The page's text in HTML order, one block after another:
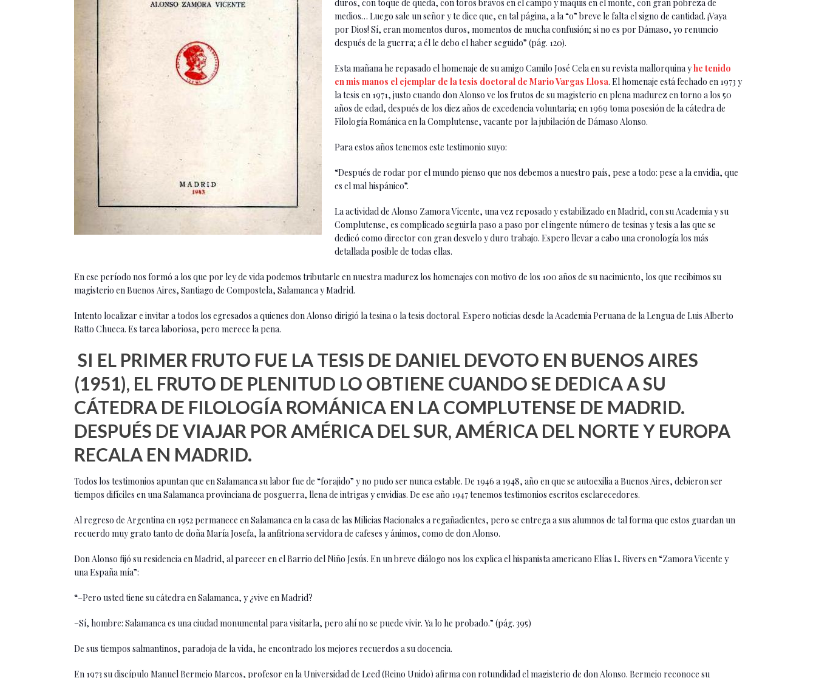
duros, con toque de queda, con toros bravos en el campo y maquis en el monte, con gran pobreza de
medios… Luego sale un señor y te dice que, en tal página, a la “o” breve le falta el signo de cantidad. ¡Vaya
por Dios! Sí, eran momentos duros, momentos de mucha confusión; si no es por Dámaso, yo renuncio
después de la guerra; a él le debo el haber seguido” (pág. 120).
Esta mañana he repasado el homenaje de su amigo Camilo José Cela en su revista mallorquina yhe tenido
en mis manos el ejemplar de la tesis doctoral de Mario Vargas Llosa. El homenaje está fechado en 1973 y
la tesis en 1971, justo cuando don Alonso ve los frutos de su magisterio en plena madurez en torno a los 50
años de edad, después de los diez años de excedencia voluntaria; en 1969 toma posesión de la cátedra de
Filología Románica en la Complutense, vacante por la jubilación de Dámaso Alonso.
Para estos años tenemos este testimonio suyo:
“Después de rodar por el mundo pienso que nos debemos a nuestro país, pese a todo: pese a la envidia, que
es el mal hispánico”.
La actividad de Alonso Zamora Vicente, una vez reposado y estabilizado en Madrid, con su Academia y su
Complutense, es complicado seguirla paso a paso por el ingente número de tesinas y tesis a las que se
dedicó como director con gran desvelo y duro trabajo. Espero llevar a cabo una cronología los más
detallada posible de todas ellas.
En ese período nos formó a los que por ley de vida podemos tributarle en nuestra madurez los homenajes con motivo de los 100 años de su nacimiento, los que recibimos su
magisterio en Buenos Aires, Santiago de Compostela, Salamanca y Madrid.
Intento localizar e invitar a todos los egresados a quienes don Alonso dirigió la tesina o la tesis doctoral. Espero noticias desde la Academia Peruana de la Lengua de Luis Alberto
Ratto Chueca. Es tarea laboriosa, pero merece la pena.
SI EL PRIMER FRUTO FUE LA TESIS DE DANIEL DEVOTO EN BUENOS AIRES
(1951), EL FRUTO DE PLENITUD LO OBTIENE CUANDO SE DEDICA A SU
CÁTEDRA DE FILOLOGÍA ROMÁNICA EN LA COMPLUTENSE DE MADRID.
DESPUÉS DE VIAJAR POR AMÉRICA DEL SUR, AMÉRICA DEL NORTE Y EUROPA
RECALA EN MADRID.
Todos los testimonios apuntan que en Salamanca su labor fue de “forajido” y no pudo ser nunca estable. De 1946 a 1948, año en que se autoexilia a Buenos Aires, debieron ser
tiempos difíciles en una Salamanca provinciana de posguerra, llena de intrigas y envidias. De ese año 1947 tenemos testimonios escritos esclarecedores.
Al regreso de Argentina en 1952 permanece en Salamanca en la casa de las Milicias Nacionales a regañadientes, pero se entrega a sus alumnos de tal forma que estos guardan un
recuerdo muy grato tanto de doña María Josefa, la anfitriona servidora de cafeses y ánimos, como de don Alonso.
Don Alonso fijó su residencia en Madrid, al parecer en el Barrio del Niño Jesús. En un breve diálogo nos los explica el hispanista americano Elías L. Rivers en “Zamora Vicente y
una España mía”:
“–Pero usted tiene su cátedra en Salamanca, y ¿vive en Madrid?
–Sí, hombre: Salamanca es una ciudad monumental para visitarla, pero ahí no se puede vivir. Ya lo he probado.” (pág. 395)
De sus tiempos salmantinos, paradoja de la vida, he encontrado los mejores recuerdos a su docencia.
En 1973 su discípulo Manuel Bermejo Marcos, profesor en la Universidad de Leed (Reino Unido) afirma con rotundidad el magisterio de don Alonso. Bermejo reconoce su